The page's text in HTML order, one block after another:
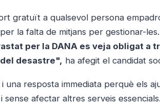
gratuït a qualsevol persona
la falta de mitjans per gestionar-les.
per la DANA es veja obligat a
desastre", ha afegit el candidat
i una resposta immediata perquè els
afectar altres serveis essencials.